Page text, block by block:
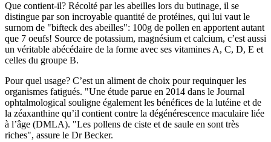
Que contient-il? Récolté par les abeilles lors du butinage, il se
distingue par son incroyable quantité de protéines, qui lui vaut le
surnom de "bifteck des abeilles": 100g de pollen en apportent autant
que 7 oeufs! Source de potassium, magnésium et calcium, c’est aussi
un véritable abécédaire de la forme avec ses vitamines A, C, D, E et
celles du groupe B.
Pour quel usage? C’est un aliment de choix pour requinquer les
organismes fatigués. "Une étude parue en 2014 dans le Journal
ophtalmological souligne également les bénéfices de la lutéine et de
la zéaxanthine qu’il contient contre la dégénérescence maculaire liée
à l’âge (DMLA). "Les pollens de ciste et de saule en sont très
riches", assure le Dr Becker.